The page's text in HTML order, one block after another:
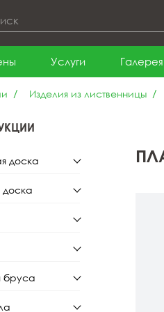
Услуги Галерея
Изделия из лиственницы
доска
из
доска
бруса